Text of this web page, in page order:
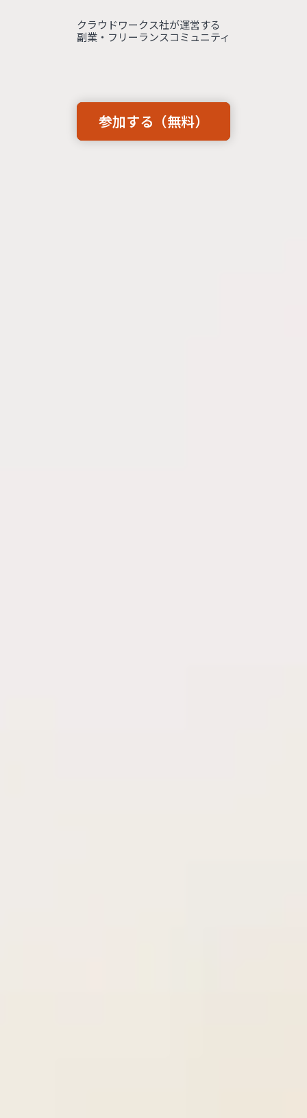
クラウドワークス社が運営する
副業・フリーランスコミュニティ
参加する（無料）